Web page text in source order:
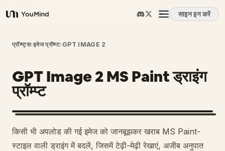
YouMind
साइन इन करें
अवलोकन
उपयोग के मामले
कौशल
प्रॉम्प्ट
प्रॉम्प्ट्स›इमेज प्रॉम्प्ट›GPT IMAGE 2
GPT Image 2 MS Paint ड्राइंग
प्रॉम्प्ट
1
किसी भी अपलोड की गई इमेज को जानबूझकर खराब MS Paint-
स्टाइल वाली ड्राइंग में बदलें, जिसमें टेढ़ी-मेढ़ी रेखाएं, अजीब अनुपात